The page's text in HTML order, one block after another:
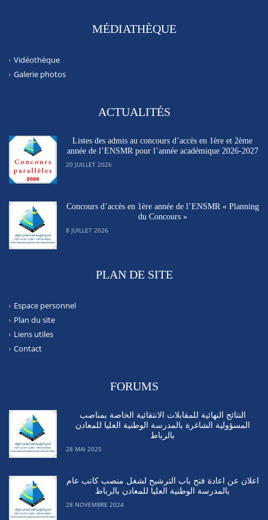
MÉDIATHÈQUE
Vidéothèque
Galerie photos
ACTUALITÉS
Listes des admis au concours d’accès en 1ère et 2ème
année de l’ENSMR pour l’année académique 2026-2027
20 JUILLET 2026
Concours d’accès en 1ère année de l’ENSMR « Planning
du Concours »
8 JUILLET 2026
PLAN DE SITE
Espace personnel
Plan du site
Liens utiles
Contact
FORUMS
النتائج النهائية للمقابلات الانتقائية الخاصة بمناصب
المسؤولية الشاغرة بالمدرسة الوطنية العليا للمعادن
بالرباط
28 MAI 2025
اعلان عن اعادة فتح باب الترشيح لشغل منصب كاتب عام
بالمدرسة الوطنية العليا للمعادن بالرباط
28 NOVEMBRE 2024